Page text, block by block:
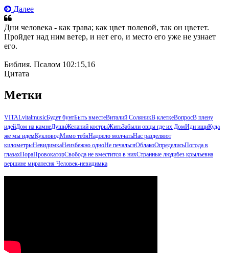
Далее
Дни человека - как трава; как цвет полевой, так он цветет.
Пройдет над ним ветер, и нет его, и место его уже не узнает
его.
Библия. Псалом 102:15,16
Цитата
Метки
VITALvitalmusicБудет бунтБыть вместеВиталий СоляникВ клеткеВопросВ плену
идейДом на камнеДушиЖеланий кострыЖитьЗабыли овцы где их ДомИди ищиКуда
же мы идемКукловодМимо тебяНадоело молчатьНас разделяют
километрыНевидимкаНеизбежно одноНе печальсяОблакоОпределисьПогода в
глазахПораПровокаторСвобода не вместится в нихСтранные людибез крыльевна
вершине мирапесня Человек-невидимка